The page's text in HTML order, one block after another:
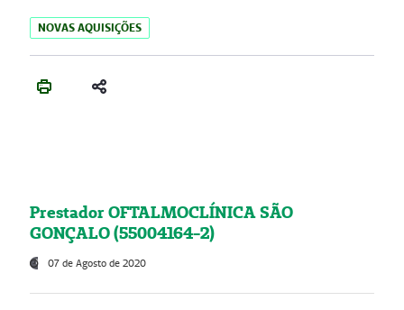
NOVAS AQUISIÇÕES
Prestador OFTALMOCLÍNICA SÃO
GONÇALO (55004164-2)
07 de Agosto de 2020